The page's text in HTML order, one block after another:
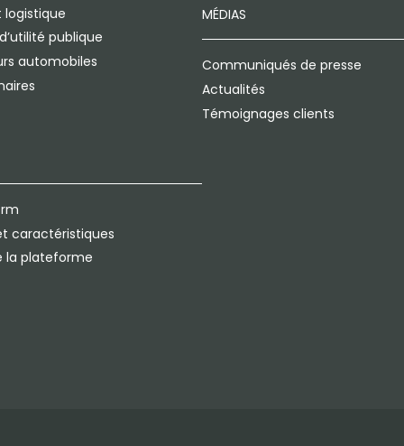
logistique
publique
automobiles
caractéristiques
la plateforme
MÉDIAS
Communiqués de presse
Actualités
Témoignages clients